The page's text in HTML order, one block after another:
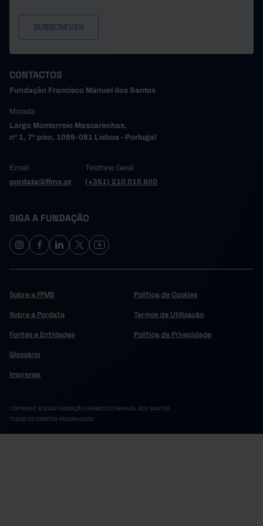
CONTACTOS
Fundação Francisco Manuel dos Santos
Morada
Largo Monterroio Mascarenhas,
nº 1, 7º piso, 1099-081 Lisboa - Portugal
Email
pordata@ffms.pt
Telefone Geral
(+351) 210 015 800
SIGA A FUNDAÇÃO
Sobre a FFMS
Sobre a Pordata
Fontes e Entidades
Glossário
Imprensa
Política de Cookies
Termos de Utilização
Política de Privacidade
COPYRIGHT © 2024 FUNDAÇÃO FRANCISCO MANUEL DOS SANTOS.
TODOS OS DIREITOS RESERVADOS